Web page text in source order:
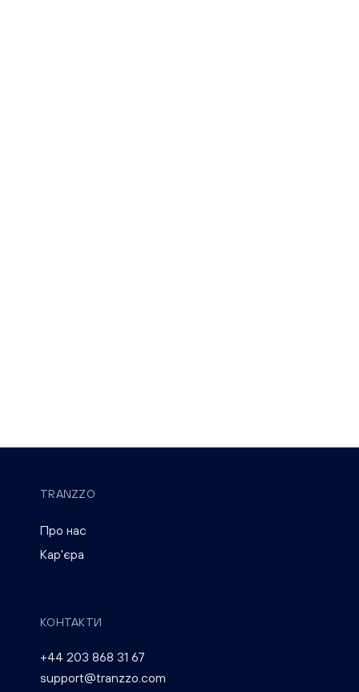
TRANZZO
Про нас
Кар'єра
КОНТАКТИ
+44 203 868 31 67
support@tranzzo.com